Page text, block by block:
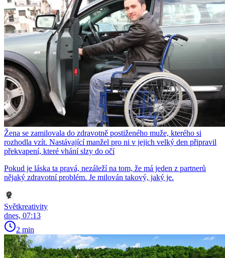
Žena se zamilovala do zdravotně postiženého muže, kterého si
rozhodla vzít. Nastávající manžel pro ni v jejich velký den připravil
překvapení, které vhání slzy do očí
Pokud je láska ta pravá, nezáleží na tom, že má jeden z partnerů
nějaký zdravotní problém. Je milován takový, jaký je.
Světkreativity
dnes, 07:13
2 min